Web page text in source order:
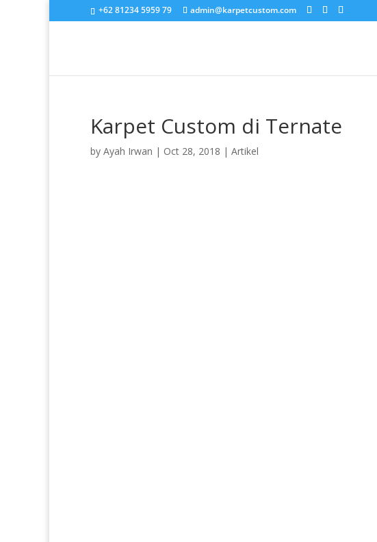
+62 81234 5959 79 admin@karpetcustom.com
Karpet Custom di Ternate
by Ayah Irwan | Oct 28, 2018 | Artikel